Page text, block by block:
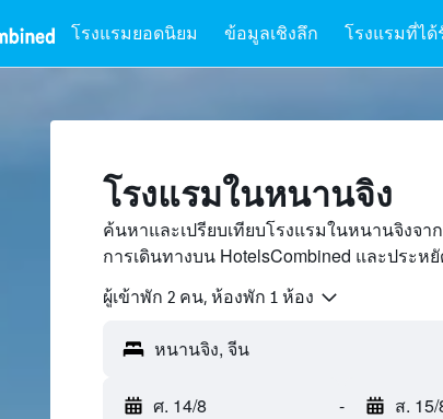
โรงแรมยอดนิยม ข้อมูลเชิงลึก โรงแรมที่ไ
โรงแรมในหนานจิง
ค้นหาและเปรียบเทียบโรงแรมในหนานจิงจา
การเดินทางบน HotelsCombined และประหยั
ผู้เข้าพัก 2 คน, ห้องพัก 1 ห้อง
หนานจิง, จีน
ศ. 14/8 - ส. 15/